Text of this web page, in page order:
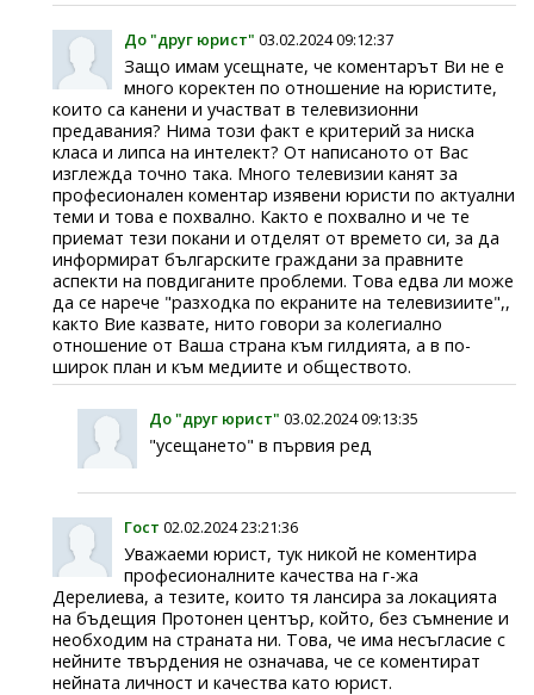
До "друг юрист" 03.02.2024 09:12:37
Защо имам усещнате, че коментарът Ви не е
много коректен по отношение на юристите,
които са канени и участват в телевизионни
предавания? Нима този факт е критерий за ниска
класа и липса на интелект? От написаното от Вас
изглежда точно така. Много телевизии канят за
професионален коментар изявени юристи по актуални
теми и това е похвално. Както е похвално и че те
приемат тези покани и отделят от времето си, за да
информират българските граждани за правните
аспекти на повдиганите проблеми. Това едва ли може
да се нарече "разходка по екраните на телевизиите",,
както Вие казвате, нито говори за колегиално
отношение от Ваша страна към гилдията, а в по-
широк план и към медиите и обществото.
До "друг юрист" 03.02.2024 09:13:35
"усещането" в първия ред
Гост 02.02.2024 23:21:36
Уважаеми юрист, тук никой не коментира
професионалните качества на г-жа
Дерелиева, а тезите, които тя лансира за локацията
на бъдещия Протонен център, който, без съмнение и
необходим на страната ни. Това, че има несъгласие с
нейните твърдения не означава, че се коментират
нейната личност и качества като юрист.